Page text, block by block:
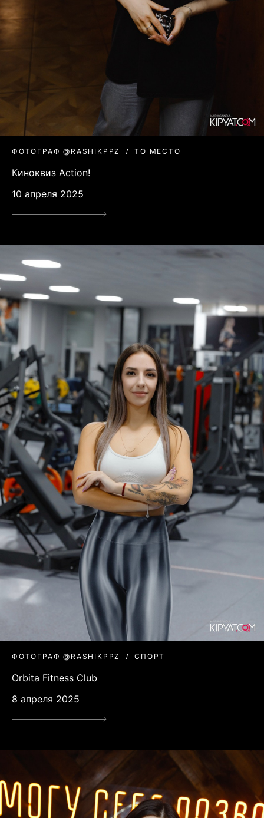
ФОТОГРАФ @RASHIKPPZ ТО МЕСТО
Киноквиз Action!
10 апреля 2025
ФОТОГРАФ @RASHIKPPZ СПОРТ
Orbita Fitness Club
8 апреля 2025